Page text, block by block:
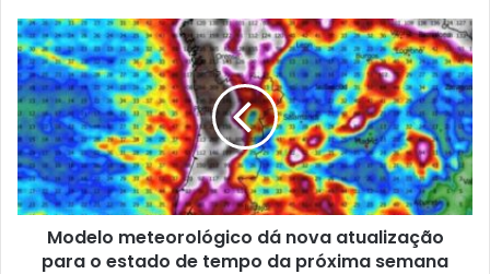
Modelo meteorológico dá nova atualização
para o estado de tempo da próxima semana